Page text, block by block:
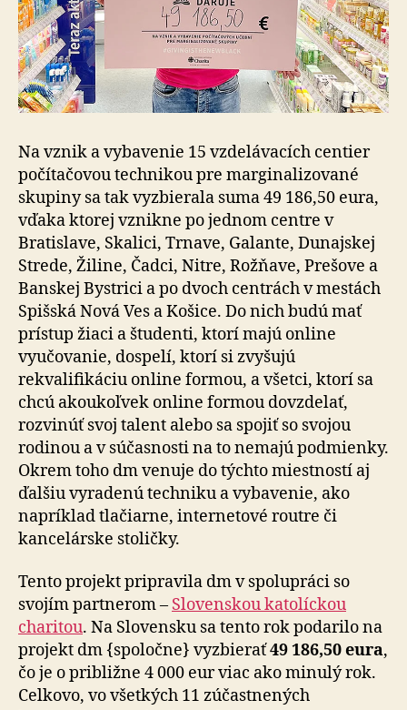
Na vznik a vybavenie 15 vzdelávacích centier
počítačovou technikou pre marginalizované
skupiny sa tak vyzbierala suma 49 186,50 eura,
vďaka ktorej vznikne po jednom centre v
Bratislave, Skalici, Trnave, Galante, Dunajskej
Strede, Žiline, Čadci, Nitre, Rožňave, Prešove a
Banskej Bystrici a po dvoch centrách v mestách
Spišská Nová Ves a Košice. Do nich budú mať
prístup žiaci a študenti, ktorí majú online
vyučovanie, dospelí, ktorí si zvyšujú
rekvalifikáciu online formou, a všetci, ktorí sa
chcú akoukoľvek online formou dovzdelať,
rozvinúť svoj talent alebo sa spojiť so svojou
rodinou a v súčasnosti na to nemajú podmienky.
Okrem toho dm venuje do týchto miestností aj
ďalšiu vyradenú techniku a vybavenie, ako
napríklad tlačiarne, internetové routre či
kancelárske stoličky.
Tento projekt pripravila dm v spolupráci so
svojím partnerom – Slovenskou katolíckou
charitou. Na Slovensku sa tento rok podarilo na
projekt dm {spoločne} vyzbierať49 186,50 eura,
čo je o približne 4 000 eur viac ako minulý rok.
Celkovo, vo všetkých 11 zúčastnených